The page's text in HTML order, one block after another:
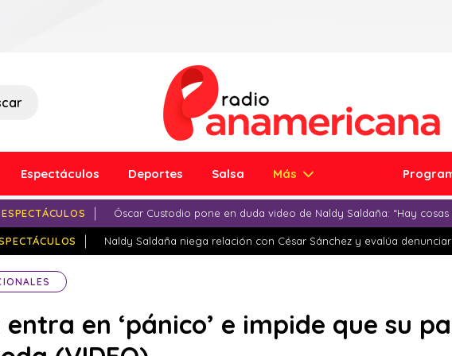
Espectáculos Deportes Salsa Más
ESPECTÁCULOS Óscar Custodio pone en duda video de Naldy Saldaña: “Hay
Naldy Saldaña niega relación con César Sánchez y evalúa
entra en ‘pánico’ e impide que su